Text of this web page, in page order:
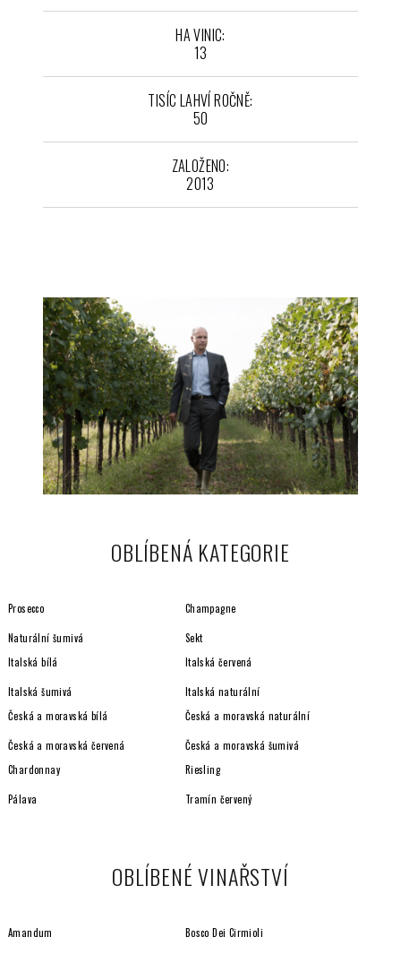
HA VINIC:
13
TISÍC LAHVÍ ROČNĚ:
50
ZALOŽENO:
2013
OBLÍBENÁ KATEGORIE
Prosecco Champagne
Naturální šumivá
Sekt
Italská bílá
Italská červená
Italská šumivá
Italská naturální
Česká a moravská bílá
Česká a moravská naturální
Česká a moravská červená
Česká a moravská šumivá
Chardonnay
Riesling
Pálava Tramín červený
OBLÍBENÉ VINAŘSTVÍ
Amandum Bosco Dei Cirmioli